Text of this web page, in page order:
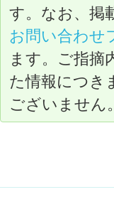
す。なお、掲
お問い合わせ
ます。ご指摘
た情報につき
ございません。